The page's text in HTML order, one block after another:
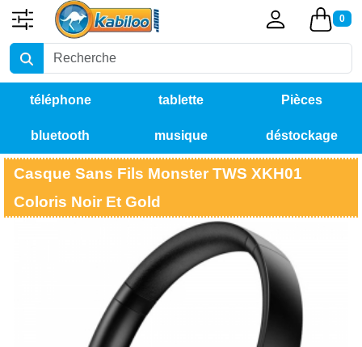
0
téléphone tablette Pièces
détachées
bluetooth musique déstockage
Casque Sans Fils Monster TWS XKH01
Coloris Noir Et Gold